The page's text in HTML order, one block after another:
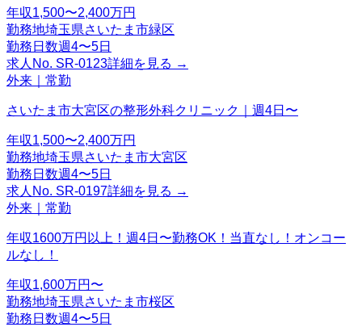
年収1,500〜2,400万円
勤務地埼玉県さいたま市緑区
勤務日数週4〜5日
求人No. SR-0123詳細を見る →
外来｜常勤
さいたま市大宮区の整形外科クリニック｜週4日〜
年収1,500〜2,400万円
勤務地埼玉県さいたま市大宮区
勤務日数週4〜5日
求人No. SR-0197詳細を見る →
外来｜常勤
年収1600万円以上！週4日〜勤務OK！当直なし！オンコー
ルなし！
年収1,600万円〜
勤務地埼玉県さいたま市桜区
勤務日数週4〜5日